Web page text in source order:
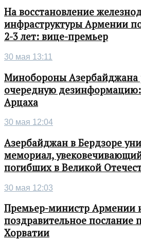
На восстановление
инфраструктуры Армении
2-3 лет: вице-премьер
30 мая 13:11
Минобороны Азербайджана
очередную
Арцаха
30 мая 12:04
Азербайджан в Бердзоре
мемориал,
погибших в Великой
30 мая 12:03
Премьер-министр Армении
поздравительное послание
Хорватии